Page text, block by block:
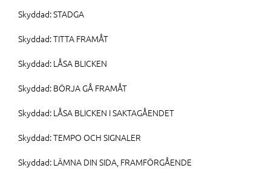
Skyddad: STADGA
Skyddad: TITTA FRAMÅT
Skyddad: LÅSA BLICKEN
Skyddad: BÖRJA GÅ FRAMÅT
Skyddad: LÅSA BLICKEN I SAKTAGÅENDET
Skyddad: TEMPO OCH SIGNALER
Skyddad: LÄMNA DIN SIDA, FRAMFÖRGÅENDE